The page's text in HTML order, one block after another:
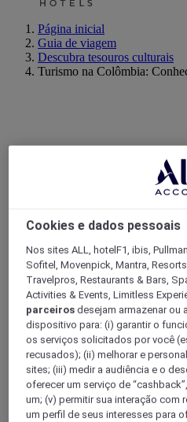
Página inicial
Guia de viagem
Descubra tesouros culturais
Turismo na Colômbia:
Cookies e dados pessoais
Nos sites ALL, hotelF1, ibis,
Sofitel, Movenpick, Mantra,
Travelpros, Restaurants & Bars,
Activities & Events, Limitless
parceiros desejam armazenar ou
dispositivo para: (i) garantir o
os serviços solicitados por você
recusados); (ii) melhorar e
sites; (iii) medir a audiência e o
oferecer um serviço de
um; (v) permitir sua interação com
um perfil de seus interesses para